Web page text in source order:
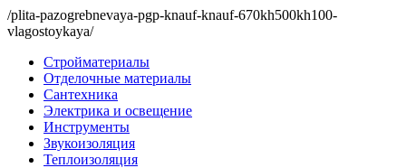
/plita-pazogrebnevaya-pgp-knauf-knauf-670kh500kh100-
vlagostoykaya/
Стройматериалы
Отделочные материалы
Сантехника
Электрика и освещение
Инструменты
Звукоизоляция
Теплоизоляция